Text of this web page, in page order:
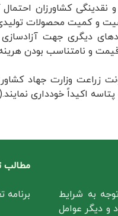
و نقدینگی کشاورزان
و کمیت محصولات
دیگری جهت
و نامتناسب بودن هرینه
زراعت وزارت جهاد
اکیداً خودداری
به شرایط
دیگر عوامل
مطالب